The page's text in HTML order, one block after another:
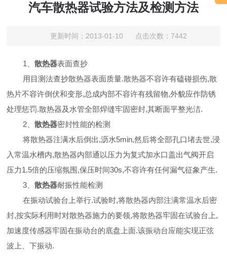
汽车散热器试验方法及检测方法
更新时间：2013-01-10 点击次数：7442
1 、散热器表面查抄
用目测法查抄散热器表面质量.散热器不容许有磕碰损伤,散
热片不容许倒伏和变形,总成内部不容许有残留物,外貌应作防锈
处理惩罚.散热器及水管全部焊缝牢固密封,其断面平整光洁.
2 、散热器密封性能的检测
将散热器注满水后倒出,沥水5min,然后将全部孔口堵去世,浸
入常温水槽内,散热器内部通以压力为复式加水口盖出气阀开启
压力1.5倍的压缩氛围,保压时间30s,不容许有任何漏气征象产生.
3 、散热器耐振性能检测
在振动试验台上举行.试验时,将散热器内部注满常温水后密
封,按实际利用时对散热器施力的要领,将散热器牢固在试验台上,
加速度传感器牢固在振动台的底盘上面.该振动台应能实现正弦
波上、下振动.